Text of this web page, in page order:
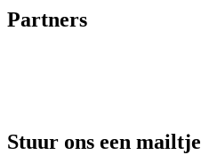
Partners
Stuur ons een mailtje